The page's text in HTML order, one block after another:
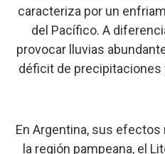
caracteriza por un
del Pacífico. A
provocar lluvias
déficit de precipitaciones
En Argentina, sus
la región pampeana, el